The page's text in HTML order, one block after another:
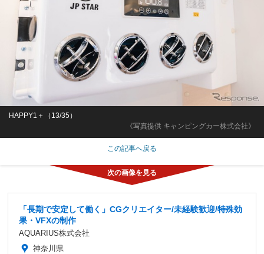
《写真提供 キャンピングカー株式会社》
HAPPY1＋（13/35）
この記事へ戻る
「長期で安定して働く」CGクリエイター/未経験歓迎/特殊効
果・VFXの制作
AQUARIUS株式会社
神奈川県